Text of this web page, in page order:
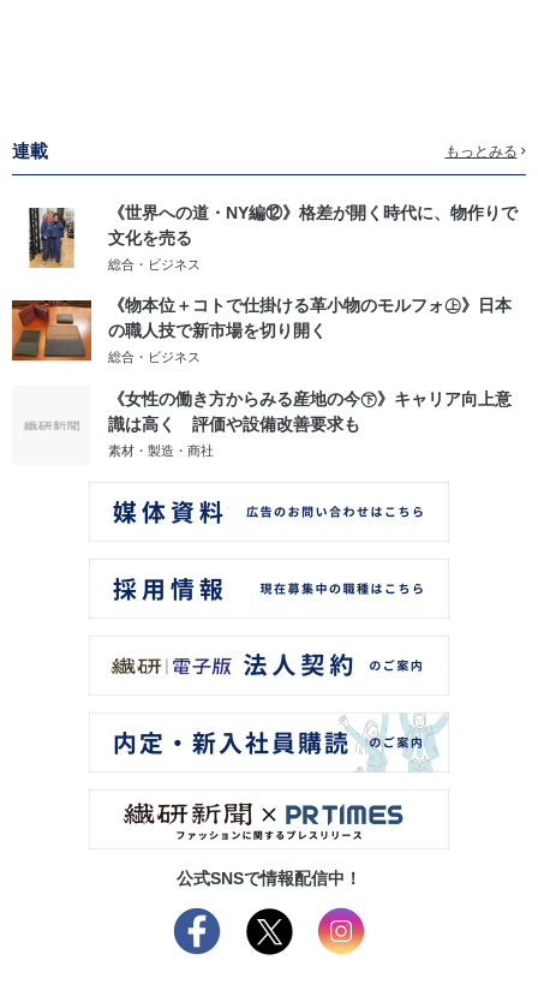
連載 もっとみる
《世界への道・NY編⑫》格差が開く時代に、物作りで
文化を売る
総合・ビジネス
《物本位＋コトで仕掛ける革小物のモルフォ㊤》日本
の職人技で新市場を切り開く
総合・ビジネス
《女性の働き方からみる産地の今㊦》キャリア向上意
識は高く 評価や設備改善要求も
素材・製造・商社
公式SNSで情報配信中！